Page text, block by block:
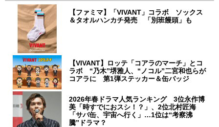
【ファミマ】「VIVANT」コラボ ソックス
＆タオルハンカチ発売 「別班饅頭」も
【VIVANT】ロッテ「コアラのマーチ」とコ
ラボ “乃木”堺雅人、“ノコル”二宮和也らが
コアラに 第1弾ステッカー＆缶バッジ
2026年春ドラマ人気ランキング 3位永作博
美「時すでにおスシ！？」、2位北村匠海
「サバ缶、宇宙へ行く」…1位は“考察沸
騰”ドラマ？